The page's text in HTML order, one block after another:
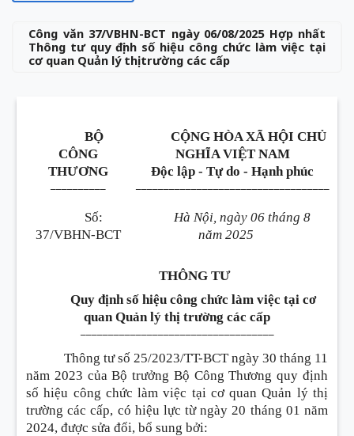
Công văn 37/VBHN-BCT ngày 06/08/2025 Hợp nhất
Thông tư quy định số hiệu công chức làm việc tại
cơ quan Quản lý thị trường các cấp
BỘ
CÔNG
THƯƠNG
CỘNG HÒA XÃ HỘI CHỦ
NGHĨA VIỆT NAM
Độc lập - Tự do - Hạnh phúc
Số:
37/VBHN-BCT
Hà Nội, ngày 06 tháng 8
năm 2025
THÔNG TƯ
Quy định số hiệu công chức làm việc tại cơ
quanQuản lý thị trường các cấp
Thông tư số 25/2023/TT-BCT ngày 30 tháng 11
năm 2023 của Bộ trưởng Bộ Công Thương quy định
số hiệu công chức làm việc tại cơ quan Quản lý thị
trường các cấp, có hiệu lực từ ngày 20 tháng 01 năm
2024, được sửa đổi, bổ sung bởi: